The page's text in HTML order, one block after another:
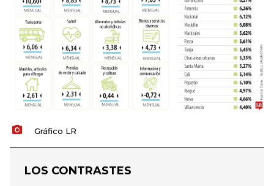
Gráfico LR
LOS CONTRASTES